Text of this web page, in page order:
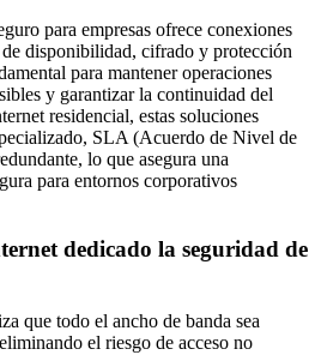
para empresas ofrece conexiones
disponibilidad, cifrado y protección
para mantener operaciones
y garantizar la continuidad del
residencial, estas soluciones
SLA (Acuerdo de Nivel de
lo que asegura una
para entornos corporativos
dedicado la seguridad de
que todo el ancho de banda sea
el riesgo de acceso no